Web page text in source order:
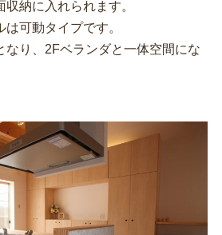
納に入れられます。
可動タイプです。
なり、2Fベランダと一体空間にな